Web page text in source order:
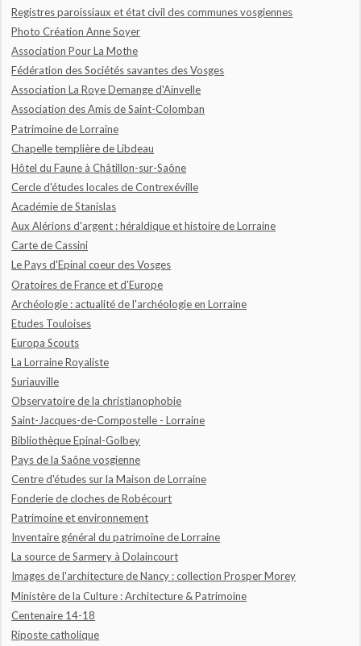
Registres paroissiaux et état civil des communes vosgiennes
Photo Création Anne Soyer
Association Pour La Mothe
Fédération des Sociétés savantes des Vosges
Association La Roye Demange d'Ainvelle
Association des Amis de Saint-Colomban
Patrimoine de Lorraine
Chapelle templière de Libdeau
Hôtel du Faune à Châtillon-sur-Saône
Cercle d'études locales de Contrexéville
Académie de Stanislas
Aux Alérions d'argent : héraldique et histoire de Lorraine
Carte de Cassini
Le Pays d'Epinal coeur des Vosges
Oratoires de France et d'Europe
Archéologie : actualité de l'archéologie en Lorraine
Etudes Touloises
Europa Scouts
La Lorraine Royaliste
Suriauville
Observatoire de la christianophobie
Saint-Jacques-de-Compostelle - Lorraine
Bibliothèque Epinal-Golbey
Pays de la Saône vosgienne
Centre d'études sur la Maison de Lorraine
Fonderie de cloches de Robécourt
Patrimoine et environnement
Inventaire général du patrimoine de Lorraine
La source de Sarmery à Dolaincourt
Images de l'architecture de Nancy : collection Prosper Morey
Ministère de la Culture : Architecture & Patrimoine
Centenaire 14-18
Riposte catholique